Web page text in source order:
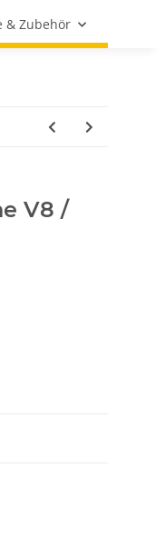
& Zubehör
V8 /